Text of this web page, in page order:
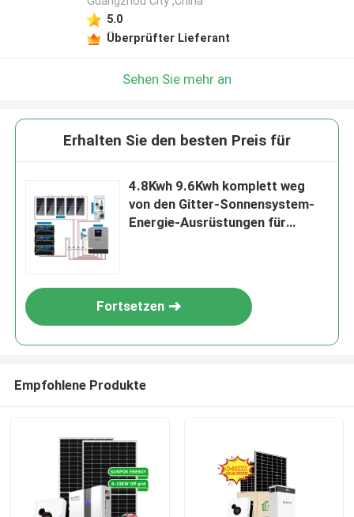
Hinterlass eine Nachricht
EINREICHUNGEN
5.0
Überprüfter Lieferant
Sehen Sie mehr an
Erhalten Sie den besten Preis für
4.8Kwh 9.6Kwh komplett weg
von den Gitter-Sonnensystem-
Energie-Ausrüstungen für
Fortsetzen
Empfohlene Produkte